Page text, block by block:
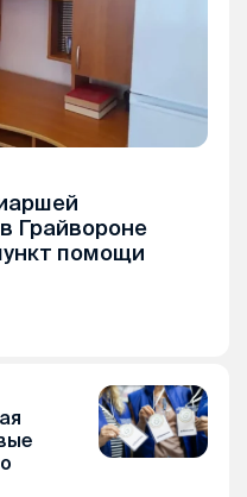
Грайвороне
помощи